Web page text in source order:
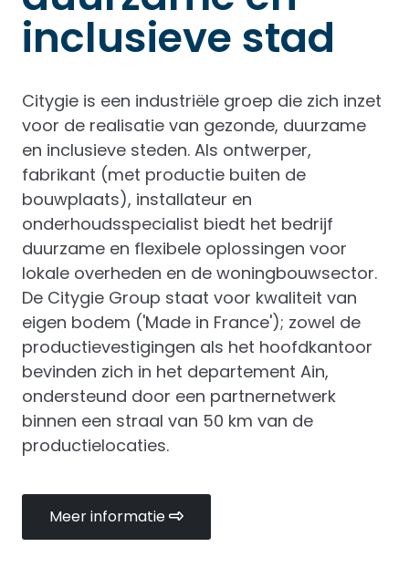
inclusieve stad
Citygie is een industriële groep die zich inzet
voor de realisatie van gezonde, duurzame
en inclusieve steden. Als ontwerper,
fabrikant (met productie buiten de
bouwplaats), installateur en
onderhoudsspecialist biedt het bedrijf
duurzame en flexibele oplossingen voor
lokale overheden en de woningbouwsector.
De Citygie Group staat voor kwaliteit van
eigen bodem ('Made in France'); zowel de
productievestigingen als het hoofdkantoor
bevinden zich in het departement Ain,
ondersteund door een partnernetwerk
binnen een straal van 50 km van de
productielocaties.
Meer informatie